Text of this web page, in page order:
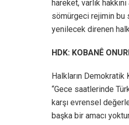
hareket, varlık
sömürgeci rejimin bu
yenilecek direnen
HDK: KOBANÊ
Halkların Demokratik
“Gece saatlerinde
karşı evrensel
başka bir amacı